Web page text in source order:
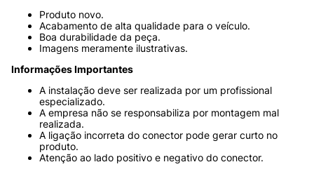
Produto novo.
Acabamento de alta qualidade para o veículo.
Boa durabilidade da peça.
Imagens meramente ilustrativas.
Informações Importantes
A instalação deve ser realizada por um profissional
especializado.
A empresa não se responsabiliza por montagem mal
realizada.
A ligação incorreta do conector pode gerar curto no
produto.
Atenção ao lado positivo e negativo do conector.